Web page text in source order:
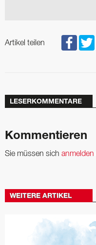
Artikel teilen
LESERKOMMENTARE
Kommentieren
Sie müssen sich anmelden
WEITERE ARTIKEL